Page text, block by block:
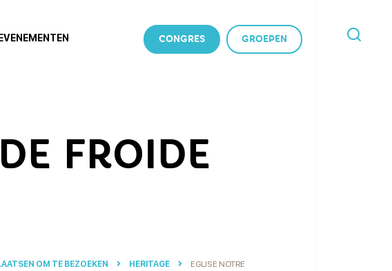
EVENEMENTEN CONGRES GROEPEN
FROIDE
OM TE BEZOEKEN HERITAGE
EGLISE NOTRE